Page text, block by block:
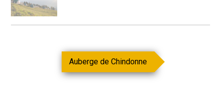
Auberge de Chindonne